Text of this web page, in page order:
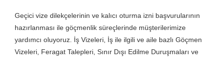
Geçici vize dilekçelerinin ve kalıcı oturma izni başvurularının
hazırlanması ile göçmenlik süreçlerinde müşterilerimize
yardımcı oluyoruz. İş Vizeleri, İş ile ilgili ve aile bazlı Göçmen
Vizeleri, Feragat Talepleri, Sınır Dışı Edilme Duruşmaları ve